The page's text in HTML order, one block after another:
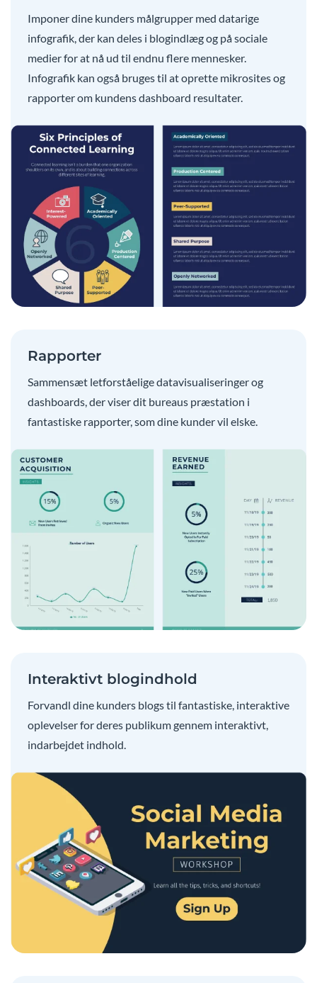
Imponer dine kunders målgrupper med datarige
infografik, der kan deles i blogindlæg og på sociale
medier for at nå ud til endnu flere mennesker.
Infografik kan også bruges til at oprette mikrosites og
rapporter om kundens dashboard resultater.
Rapporter
Sammensæt letforståelige datavisualiseringer og
dashboards, der viser dit bureaus præstation i
fantastiske rapporter, som dine kunder vil elske.
Interaktivt blogindhold
Forvandl dine kunders blogs til fantastiske, interaktive
oplevelser for deres publikum gennem interaktivt,
indarbejdet indhold.